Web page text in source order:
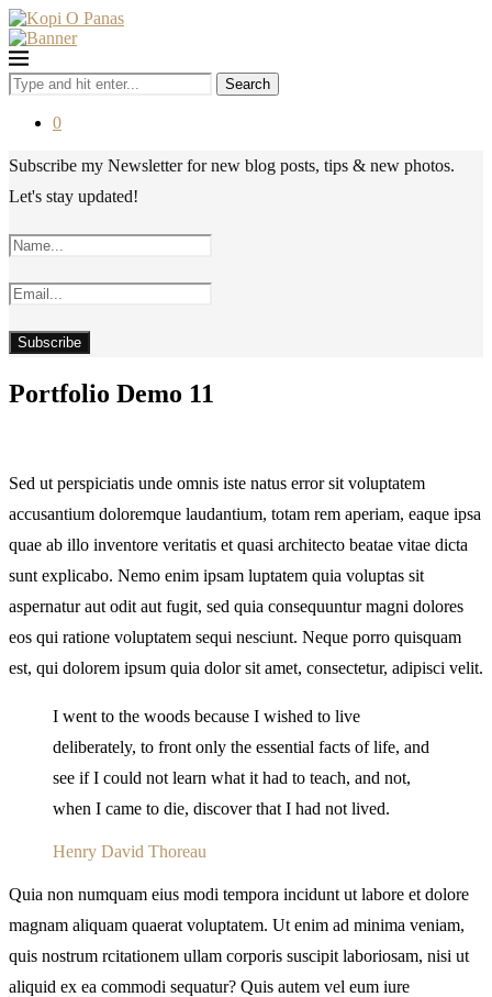
Search
0
Subscribe my Newsletter for new blog posts, tips & new photos.
Let's stay updated!
Portfolio Demo 11
Sed ut perspiciatis unde omnis iste natus error sit voluptatem
accusantium doloremque laudantium, totam rem aperiam, eaque ipsa
quae ab illo inventore veritatis et quasi architecto beatae vitae dicta
sunt explicabo. Nemo enim ipsam luptatem quia voluptas sit
aspernatur aut odit aut fugit, sed quia consequuntur magni dolores
eos qui ratione voluptatem sequi nesciunt. Neque porro quisquam
est, qui dolorem ipsum quia dolor sit amet, consectetur, adipisci velit.
I went to the woods because I wished to live
deliberately, to front only the essential facts of life, and
see if I could not learn what it had to teach, and not,
when I came to die, discover that I had not lived.
Henry David Thoreau
Quia non numquam eius modi tempora incidunt ut labore et dolore
magnam aliquam quaerat voluptatem. Ut enim ad minima veniam,
quis nostrum rcitationem ullam corporis suscipit laboriosam, nisi ut
aliquid ex ea commodi sequatur? Quis autem vel eum iure